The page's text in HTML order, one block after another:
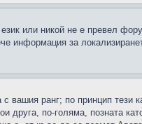
или никой не е превел
информация за
вашия ранг; по принцип
по-голяма, позната